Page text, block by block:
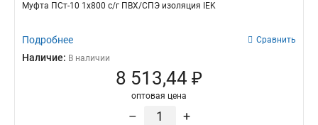
Муфта ПСт-10 1х800 с/г ПВХ/СПЭ изоляция IEK
Подробнее Сравнить
Наличие: В наличии
8 513,44 ₽
оптовая цена
– +